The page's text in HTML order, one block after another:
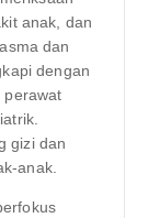
anak, dan
dan
dengan
perawat
gizi dan
anak.